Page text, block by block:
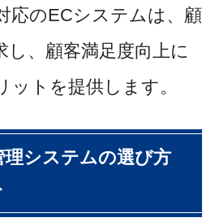
応のECシステムは、顧
し、顧客満足度向上に
ットを提供します。
システムの選び方